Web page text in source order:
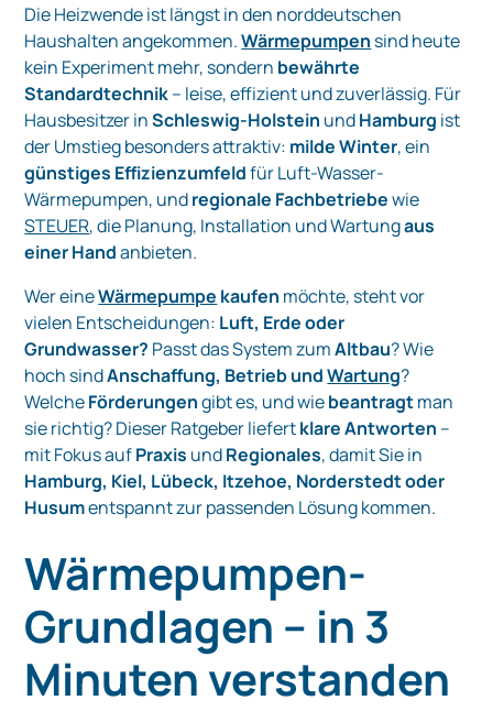
Die Heizwende ist längst in den norddeutschen
Haushalten angekommen.Wärmepumpen sind heute
kein Experiment mehr, sondern bewährte
Standardtechnik– leise, effizient und zuverlässig. Für
Hausbesitzer inSchleswig-Holstein undHamburg ist
der Umstieg besonders attraktiv: milde Winter, ein
günstiges Effizienzumfeldfür Luft-Wasser-
Wärmepumpen, undregionale Fachbetriebewie
STEUER, die Planung, Installation und Wartungaus
einer Handanbieten.
Wer eineWärmepumpe kaufen möchte, steht vor
vielen Entscheidungen: Luft, Erde oder
Grundwasser? Passt das System zumAltbau? Wie
hoch sindAnschaffung, Betrieb undWartung?
WelcheFörderungengibt es, und wiebeantragtman
sie richtig? Dieser Ratgeber liefertklare Antworten –
mit Fokus aufPraxis undRegionales, damit Sie in
Hamburg, Kiel, Lübeck, Itzehoe, Norderstedt oder
Husumentspannt zur passenden Lösung kommen.
Wärmepumpen-
Grundlagen – in 3
Minuten verstanden